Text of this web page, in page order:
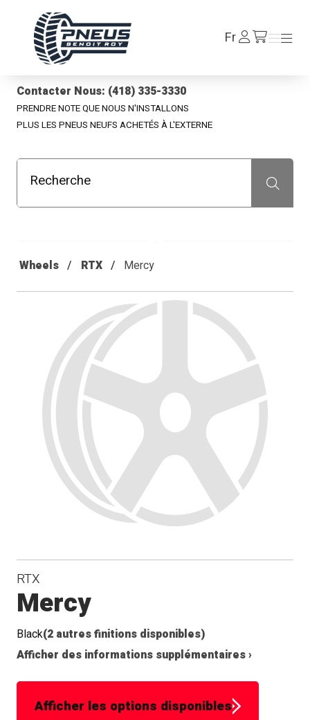
FrSe
connecter/fr/cart
Menu
Menu
Contacter Nous: (418) 335-3330
PRENDRE NOTE QUE NOUS N'INSTALLONS
PLUS LES PNEUS NEUFS ACHETÉS À L'EXTERNE
Recherche Recherche
Wheels RTX Mercy
RTX
Mercy
Black(2 autres finitions disponibles)
Afficher des informations supplémentaires ›
Afficher les options disponibles